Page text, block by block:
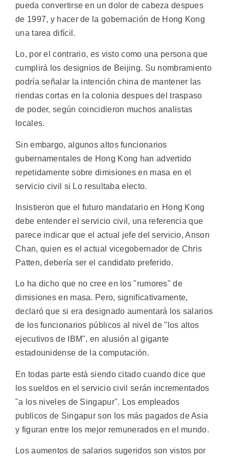
pueda convertirse en un dolor de cabeza despues
de 1997, y hacer de la gobernación de Hong Kong
una tarea difícil.
Lo, por el contrario, es visto como una persona que
cumplirá los designios de Beijing. Su nombramiento
podría señalar la intención china de mantener las
riendas cortas en la colonia despues del traspaso
de poder, según coincidieron muchos analistas
locales.
Sin embargo, algunos altos funcionarios
gubernamentales de Hong Kong han advertido
repetidamente sobre dimisiones en masa en el
servicio civil si Lo resultaba electo.
Insistieron que el futuro mandatario en Hong Kong
debe entender el servicio civil, una referencia que
parece indicar que el actual jefe del servicio, Anson
Chan, quien es el actual vicegobernador de Chris
Patten, debería ser el candidato preferido.
Lo ha dicho que no cree en los "rumores" de
dimisiones en masa. Pero, significativamente,
declaró que si era designado aumentará los salarios
de los funcionarios públicos al nivel de "los altos
ejecutivos de IBM", en alusión al gigante
estadounidense de la computación.
En todas parte está siendo citado cuando dice que
los sueldos en el servicio civil serán incrementados
"a los niveles de Singapur". Los empleados
publicos de Singapur son los más pagados de Asia
y figuran entre los mejor remunerados en el mundo.
Los aumentos de salarios sugeridos son vistos por